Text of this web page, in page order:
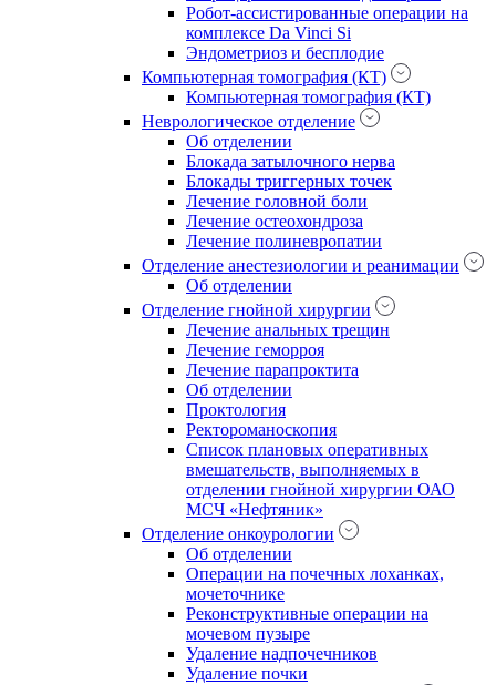
Робот-ассистированные операции на
комплексе Da Vinci Si
Эндометриоз и бесплодие
Компьютерная томография (КТ)
Компьютерная томография (КТ)
Неврологическое отделение
Об отделении
Блокада затылочного нерва
Блокады триггерных точек
Лечение головной боли
Лечение остеохондроза
Лечение полиневропатии
Отделение анестезиологии и реанимации
Об отделении
Отделение гнойной хирургии
Лечение анальных трещин
Лечение геморроя
Лечение парапроктита
Об отделении
Проктология
Ректороманоскопия
Список плановых оперативных
вмешательств, выполняемых в
отделении гнойной хирургии ОАО
МСЧ «Нефтяник»
Отделение онкоурологии
Об отделении
Операции на почечных лоханках,
мочеточнике
Реконструктивные операции на
мочевом пузыре
Удаление надпочечников
Удаление почки